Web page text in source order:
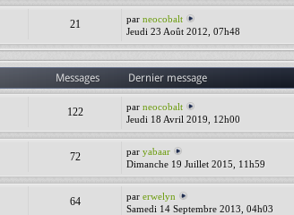
21 parneocobalt
Jeudi 23 Août 2012, 07h48
Messages Dernier message
122 parneocobalt
Jeudi 18 Avril 2019, 12h00
72 paryabaar
Dimanche 19 Juillet 2015, 11h59
64 parerwelyn
Samedi 14 Septembre 2013, 04h03